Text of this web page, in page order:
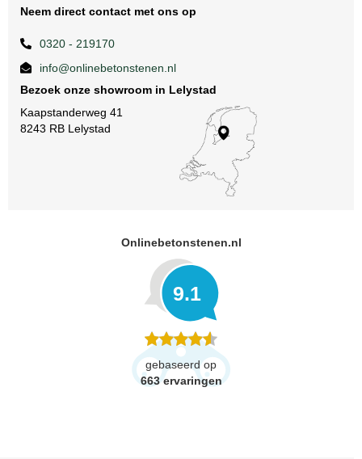
Neem direct contact met ons op
0320 - 219170
info@onlinebetonstenen.nl
Bezoek onze showroom in Lelystad
Kaapstanderweg 41
8243 RB Lelystad
Onlinebetonstenen.nl
9.1
gebaseerd op
663 ervaringen